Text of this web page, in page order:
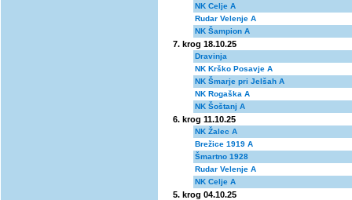
NK Celje A
Rudar Velenje A
NK Šampion A
7. krog 18.10.25
Dravinja
NK Krško Posavje A
NK Šmarje pri Jelšah A
NK Rogaška A
NK Šoštanj A
6. krog 11.10.25
NK Žalec A
Brežice 1919 A
Šmartno 1928
Rudar Velenje A
NK Celje A
5. krog 04.10.25